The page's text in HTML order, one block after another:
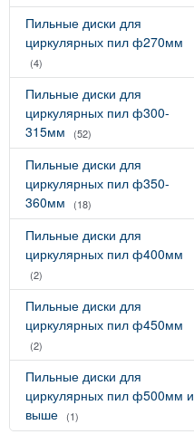
Пильные диски для
циркулярных пил ф270мм
(4)
Пильные диски для
циркулярных пил ф300-
315мм
(52)
Пильные диски для
циркулярных пил ф350-
360мм
(18)
Пильные диски для
циркулярных пил ф400мм
(2)
Пильные диски для
циркулярных пил ф450мм
(2)
Пильные диски для
циркулярных пил ф500мм и
выше
(1)